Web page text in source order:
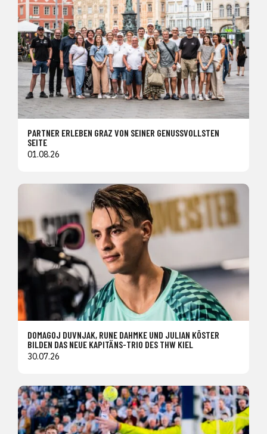
PARTNER ERLEBEN GRAZ VON SEINER GENUSSVOLLSTEN
SEITE
01.08.26
DOMAGOJ DUVNJAK, RUNE DAHMKE UND JULIAN KÖSTER
BILDEN DAS NEUE KAPITÄNS-TRIO DES THW KIEL
30.07.26